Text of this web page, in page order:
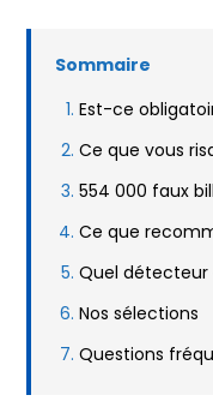
Sommaire
Est-ce
Ce que vous
554 000 faux
Ce que
Quel détecteur
Nos sélections
Questions